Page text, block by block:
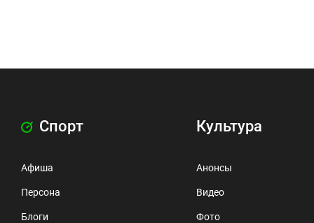
Спорт
Афиша
Персона
Блоги
Культура
Анонсы
Видео
Фото